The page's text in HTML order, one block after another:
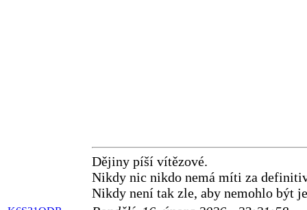
Dějiny píší vítězové.
Nikdy nic nikdo nemá míti za
Nikdy není tak zle, aby nemohlo být